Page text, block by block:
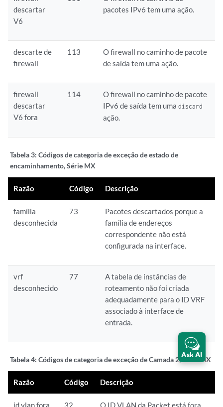
descartar
V6
pacotes IPv6 tem uma ação.
descarte de
firewall
113
O firewall no caminho de pacote
de saída tem uma ação.
firewall
descartar
V6 fora
114
O firewall no caminho de pacote
IPv6 de saída tem umadiscard
ação.
Tabela 3: Códigos de categoria de exceção de estado de
encaminhamento, Série MX
Razão Código Descrição
família
desconhecida
73
Pacotes descartados porque a
família de endereços
correspondente não está
configurada na interface.
vrf
desconhecido
77
A tabela de instâncias de
roteamento não foi criada
adequadamente para o ID VRF
associado à interface de
entrada.
Tabela 4: Códigos de categoria de exceção de Camada 2, Série MX
Razão Código Descrição
id vlan fora 32 O ID VLAN da Packet está fora
Ask AI